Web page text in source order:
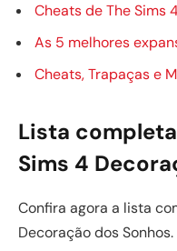
Cheats de The Sims
As 5 melhores
Cheats, Trapaças e
Lista
Sims 4
Confira agora a lista
Decoração dos